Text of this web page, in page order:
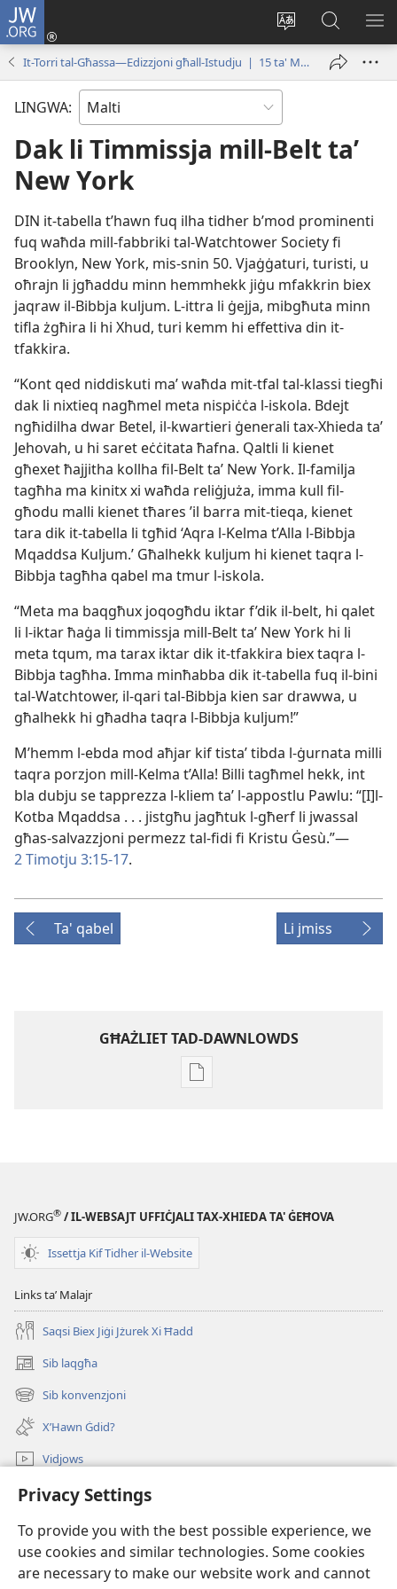
Privacy Settings
To provide you with the best possible experience, we
use cookies and similar technologies. Some cookies
are necessary to make our website work and cannot
JW.ORG
Biddel
il-
lingwa
Illoggja
(opens
Fittex
f’JW.ORG
It-Torri tal-Għassa—Edizzjoni għall-Istudju | 15 ta' Marzu 2000
LINGWA:
Dak li Timmissja mill-Belt taʼ
New York
DIN it-​tabella t’hawn fuq ilha tidher b’mod prominenti
fuq waħda mill-​fabbriki tal-​Watchtower Society fi
Brooklyn, New York, mis-​snin 50. Vjaġġaturi, turisti, u
oħrajn li jgħaddu minn hemmhekk jiġu mfakkrin biex
jaqraw il-​Bibbja kuljum. L-​ittra li ġejja, mibgħuta minn
tifla żgħira li hi Xhud, turi kemm hi effettiva din it-​
tfakkira.
“Kont qed niddiskuti maʼ waħda mit-​tfal tal-​klassi tiegħi
dak li nixtieq nagħmel meta nispiċċa l-​iskola. Bdejt
ngħidilha dwar Betel, il-​kwartieri ġenerali tax-​Xhieda taʼ
Jehovah, u hi saret eċċitata ħafna. Qaltli li kienet
għexet ħajjitha kollha fil-​Belt taʼ New York. Il-​familja
tagħha ma kinitx xi waħda reliġjuża, imma kull fil-​
għodu malli kienet tħares ’il barra mit-​tieqa, kienet
tara dik it-​tabella li tgħid ‘Aqra l-​Kelma t’Alla l-​Bibbja
Mqaddsa Kuljum.’ Għalhekk kuljum hi kienet taqra l-​
Bibbja tagħha qabel ma tmur l-​iskola.
“Meta ma baqgħux joqogħdu iktar f’dik il-​belt, hi qalet
li l-​iktar ħaġa li timmissja mill-​Belt taʼ New York hi li
meta tqum, ma tarax iktar dik it-​tfakkira biex taqra l-​
Bibbja tagħha. Imma minħabba dik it-​tabella fuq il-​bini
tal-​Watchtower, il-​qari tal-​Bibbja kien sar drawwa, u
għalhekk hi għadha taqra l-​Bibbja kuljum!”
M’hemm l-​ebda mod aħjar kif tistaʼ tibda l-​ġurnata milli
taqra porzjon mill-​Kelma t’Alla! Billi tagħmel hekk, int
bla dubju se tapprezza l-​kliem taʼ l-​appostlu Pawlu: “[I]l-
Kotba Mqaddsa . . . jistgħu jagħtuk l-​għerf li jwassal
għas-​salvazzjoni permezz tal-​fidi fi Kristu Ġesù.”—
2 Timotju 3:​15-17.
Ta' qabel Li jmiss
GĦAŻLIET TAD-DAWNLOWDS
Għażliet
IT-
GĦASSA
EDIZZJONI
JW.ORG® / IL-WEBSAJT UFFIĊJALI TAX-XHIEDA TA' ĠEĦOVA
Issettja Kif Tidher il-Website
Links taʼ Malajr
Saqsi Biex Jiġi Jżurek Xi Ħadd
Sib laqgħa
(opens
new
window)
Sib konvenzjoni
(opens
new
window)
X’Hawn Ġdid?
Vidjows
Fittex f’JW.ORG
Donazzjonijiet
(opens
new
window)LIBRERIJA ONLAJN tat-Torri tal-Għassa